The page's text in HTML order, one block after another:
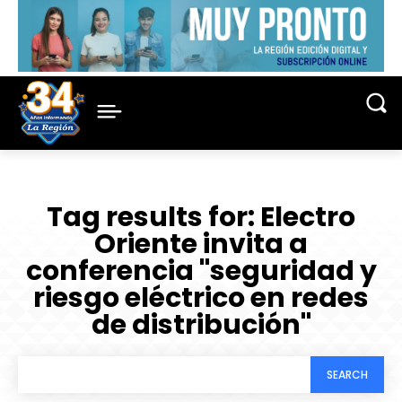
Tag results for: Electro
Oriente invita a
conferencia "seguridad y
riesgo eléctrico en redes
de distribución"
SEARCH